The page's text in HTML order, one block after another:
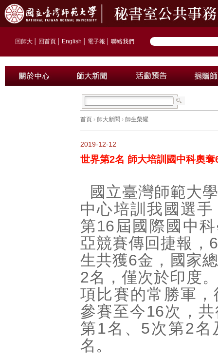
回師大 回首頁 English 電子報 聯絡我們
首頁 › 師大新聞 › 師生榮耀
2019-12-12
世界第2名 師大培訓國中科奧奪
國立臺灣師範大
中心培訓我國選手
第16屆國際國中
亞競賽傳回捷報，
生共獲6金，國家
2名，僅次於印度
項比賽的常勝軍，
參賽至今16次，
第1名、5次第2名
名。